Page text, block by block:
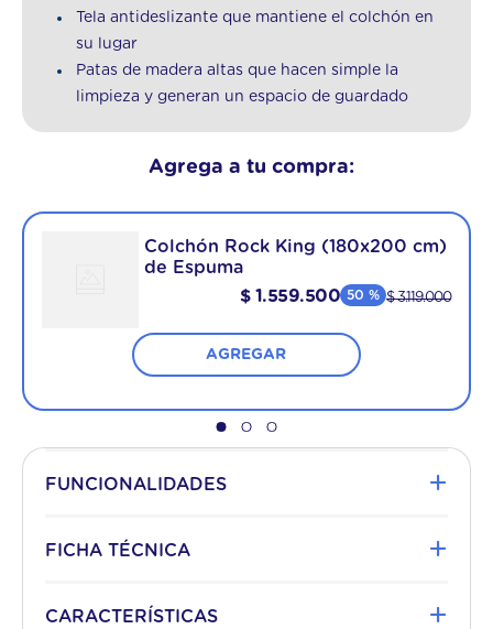
Tela antideslizante que mantiene el colchón en
su lugar
Patas de madera altas que hacen simple la
limpieza y generan un espacio de guardado
Agrega a tu compra:
Colchón Rock King (180x200 cm)
de Espuma
$ 3.119.000
$ 1 .559.500 50 %
AGREGAR
FUNCIONALIDADES +
materiales resistentes y duraderos. Una sólida
estructura y telas de tapicería de primera
FICHA TÉCNICA +
Medidas 180x200 cm
CARACTERÍSTICAS +